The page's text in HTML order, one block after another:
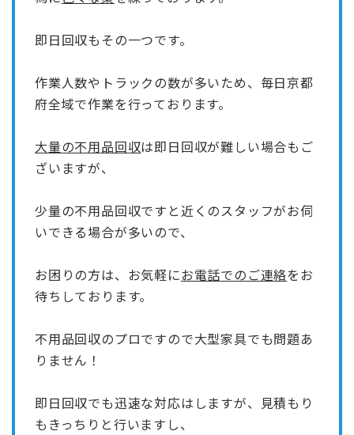
即日回収もその一つです。
作業人数やトラックの数が多いため、 毎日京都
府全域で作業を行っております。
大量の不用品回収は即日回収が難しい場合もご
ざいますが、
少量の不用品回収ですと近くのスタッフがお伺
いできる場合が多いので、
お困りの方は、お気軽にお電話でのご連絡をお
待ちしております。
不用品回収のプロですので大型家具でも問題あ
りません！
即日回収でも迅速な対応はしますが、見積もり
もきっちりと行いますし、